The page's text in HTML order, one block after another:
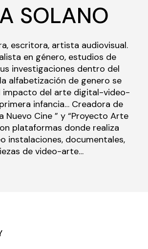
SOLANO
escritora, artista audiovisual.
en género, estudios de
investigaciones dentro del
alfabetización de genero se
impacto del arte digital-video-
infancia… Creadora de
Nuevo Cine ” y “Proyecto Arte
plataformas donde realiza
instalaciones, documentales,
de video-arte…